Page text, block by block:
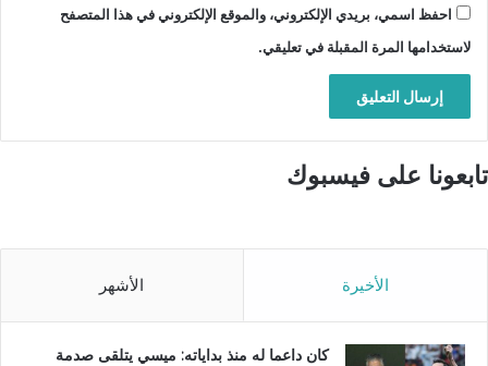
احفظ اسمي، بريدي الإلكتروني، والموقع الإلكتروني في هذا المتصفح
لاستخدامها المرة المقبلة في تعليقي.
تابعونا على فيسبوك
الأخيرة الأشهر
كان داعما له منذ بداياته: ميسي يتلقى صدمة